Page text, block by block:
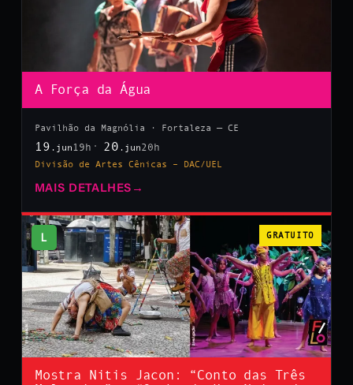
A Força da Água
Pavilhão da Magnólia · Fortaleza — CE
19 .jun 19h 20 .jun20h
Divisão de Artes Cênicas – DAC/UEL
MAIS DETALHES →
L GRATUITO
Mostra Nitis Jacon: “Conto das Três